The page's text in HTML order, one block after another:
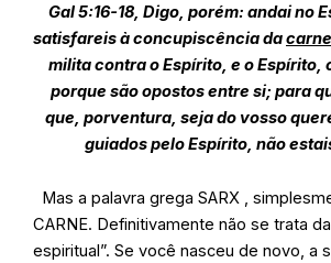
Gal 5:16-18, Digo, porém: andai no
satisfareis à concupiscência dacarne
milita contra o Espírito, e o Espírito,
porque são opostos entre si; para
que, porventura, seja do vosso
guiados pelo Espírito, não
Mas a palavra grega SARX ,
CARNE. Definitivamente não se trata
espiritual”. Se você nasceu de novo, a